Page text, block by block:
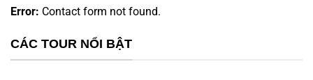
Error: Contact form not found.
CÁC TOUR NỔI BẬT